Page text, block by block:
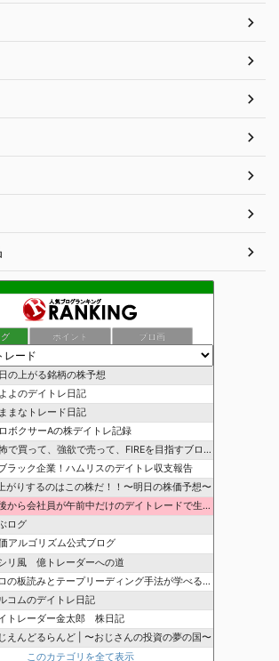
ポイント ブロ画
の上がる銘柄の株予想
よのデイトレ日記
まなトレード日記
ボクサーAの株デイトレ記録
で買って、強欲で売って、FIREを目指すブログ
ラック企業！ハムリスのデイトレ収支報告
がりするのはこの株だ！！〜明日の株価予想〜
から会社員が午前中だけのデイトレードで生活費を稼ぐ！
ログ
アルゴリズム公式ブログ
リ風 億トレーダーへの道
の板読みとテープリーディング手法が学べる！
コムのデイトレ日記
トレーダー金太郎 株日記
えんどるらんど | 〜おじさんの投資の夢の国〜
このカテゴリを全て表示